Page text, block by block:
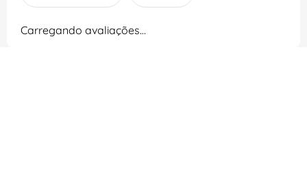
Carregando avaliações…